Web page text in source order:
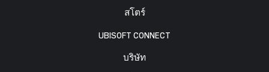
สโตร์
UBISOFT CONNECT
บริษัท